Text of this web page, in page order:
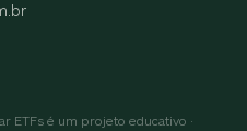
ETFs é um projeto educativo ·